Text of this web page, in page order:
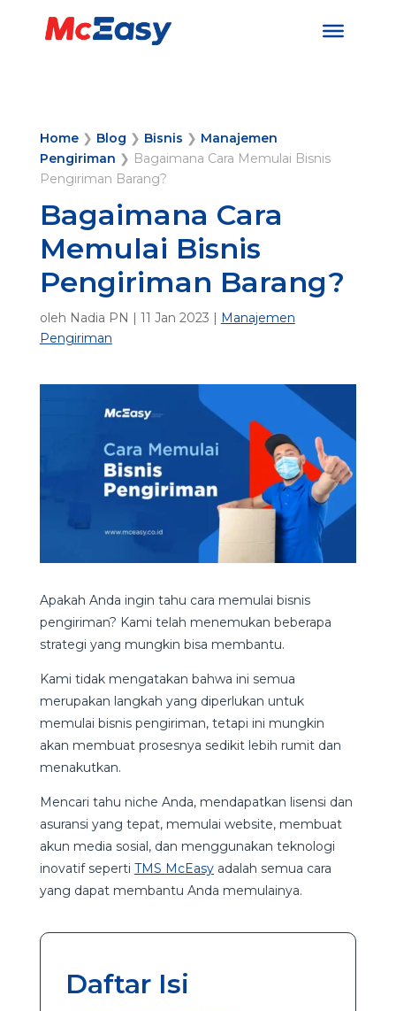
Home❯ Blog ❯ Bisnis ❯ Manajemen
Pengiriman ❯ Bagaimana Cara Memulai Bisnis
Pengiriman Barang?
Bagaimana Cara
Memulai Bisnis
Pengiriman Barang?
oleh Nadia PN | 11 Jan 2023 | Manajemen
Pengiriman
Apakah Anda ingin tahu cara memulai bisnis
pengiriman? Kami telah menemukan beberapa
strategi yang mungkin bisa membantu.
Kami tidak mengatakan bahwa ini semua
merupakan langkah yang diperlukan untuk
memulai bisnis pengiriman, tetapi ini mungkin
akan membuat prosesnya sedikit lebih rumit dan
menakutkan.
Mencari tahu niche Anda, mendapatkan lisensi dan
asuransi yang tepat, memulai website, membuat
akun media sosial, dan menggunakan teknologi
inovatif seperti TMS McEasyadalah semua cara
yang dapat membantu Anda memulainya.
Daftar Isi